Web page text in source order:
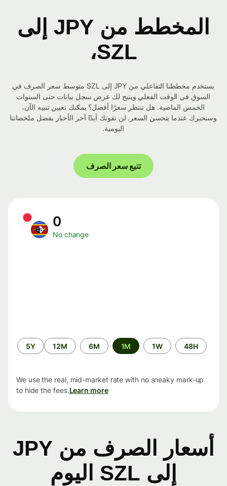
المخطط من JPY إلى
SZL،
يستخدم مخططنا التفاعلي من JPY إلى SZL متوسط ​​سعر الصرف في
السوق في الوقت الفعلي ويتيح لك عرض سجل بيانات حتى السنوات
الخمس الماضية. هل تنتظر سعرًا أفضل؟ يمكنك تعيين تنبيه الآن،
وسنخبرك عندما يتحسن السعر. لن تفوتك أبدًا آخر الأخبار بفضل ملخصاتنا
اليومية.
تتبع سعر الصرف
No change
الفترة
الزمنية
48H
1W
1M
6M
12M
5Y
We use the real, mid-market rate with no sneaky mark-up
to hide the fees.Learn more
أسعار الصرف من JPY
إلى SZL اليوم